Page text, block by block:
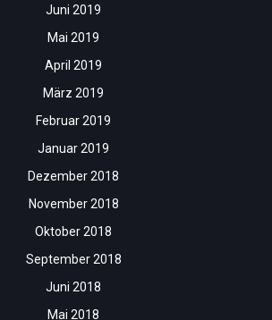
Juni 2019
Mai 2019
April 2019
März 2019
Februar 2019
Januar 2019
Dezember 2018
November 2018
Oktober 2018
September 2018
Juni 2018
Mai 2018